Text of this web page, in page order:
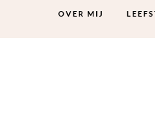
OVER MIJ